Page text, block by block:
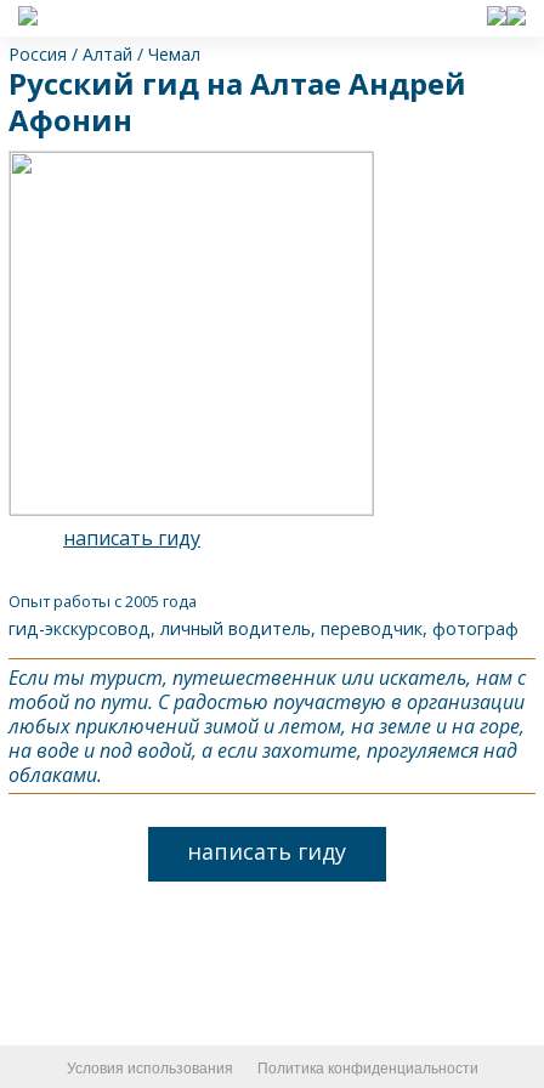
Россия / Алтай / Чемал
Русский гид на Алтае Андрей
Афонин
написать гиду
Опыт работы с 2005 года
гид-экскурсовод, личный водитель, переводчик, фотограф
Если ты турист, путешественник или искатель, нам с
тобой по пути. С радостью поучаствую в организации
любых приключений зимой и летом, на земле и на горе,
на воде и под водой, а если захотите, прогуляемся над
облаками.
написать гиду
Условия использования Политика конфиденциальности